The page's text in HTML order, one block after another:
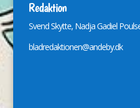
Redaktion
Svend Skytte, Nadja Gadiel
bladredaktionen@andeby.dk